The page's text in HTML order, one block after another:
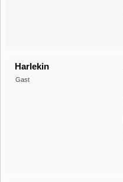
Harlekin
Gast